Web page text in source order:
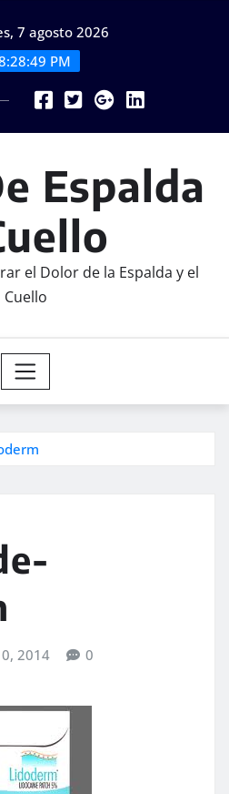
7 agosto 2026
PM
Espalda
el Dolor de la Espalda y el
Cuello
2014 0